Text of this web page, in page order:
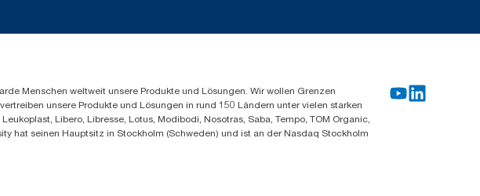
Menschen weltweit unsere Produkte und Lösungen. Wir wollen Grenzen
unsere Produkte und Lösungen in rund 150 Ländern unter vielen starken
Libero, Libresse, Lotus, Modibodi, Nosotras, Saba, Tempo, TOM Organic,
hat seinen Hauptsitz in Stockholm (Schweden) und ist an der Nasdaq Stockholm